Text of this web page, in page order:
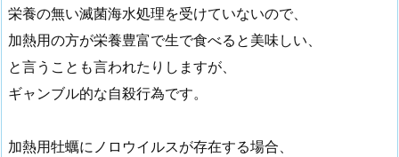
栄養の無い滅菌海水処理を受けていないので、
加熱用の方が栄養豊富で生で食べると美味しい、
と言うことも言われたりしますが、
ギャンブル的な自殺行為です。
加熱用牡蠣にノロウイルスが存在する場合、